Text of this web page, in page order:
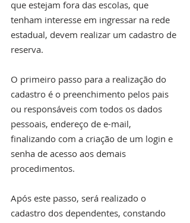
que estejam fora das escolas, que
tenham interesse em ingressar na rede
estadual, devem realizar um cadastro de
reserva.
O primeiro passo para a realização do
cadastro é o preenchimento pelos pais
ou responsáveis com todos os dados
pessoais, endereço de e-mail,
finalizando com a criação de um login e
senha de acesso aos demais
procedimentos.
Após este passo, será realizado o
cadastro dos dependentes, constando